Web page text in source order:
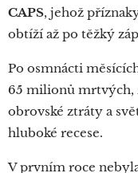
CAPS, jehož
obtíží až po těžký
Po osmnácti
65 milionů mrtvých,
obrovské ztráty a
hluboké recese.
V prvním roce